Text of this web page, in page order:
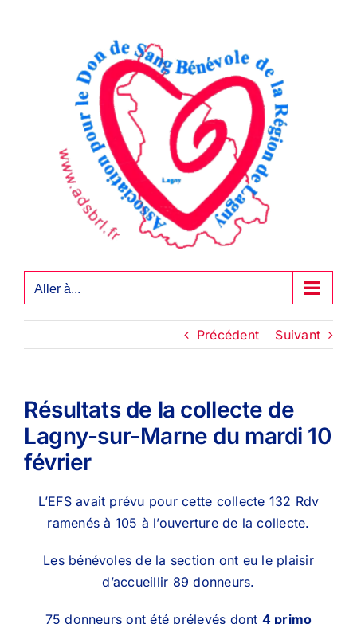
Aller à...
Précédent Suivant
Résultats de la collecte de
Lagny-sur-Marne du mardi 10
février
L’EFS avait prévu pour cette collecte 132 Rdv
ramenés à 105 à l’ouverture de la collecte.
Les bénévoles de la section ont eu le plaisir
d’accueillir 89 donneurs.
75 donneurs ont été prélevés dont 4 primo